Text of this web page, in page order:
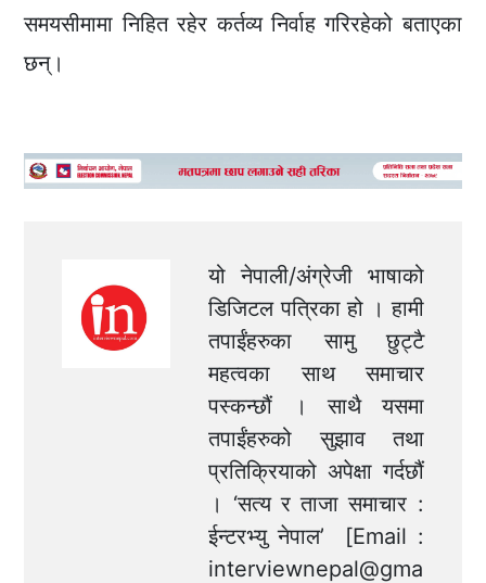
समयसीमामा निहित रहेर कर्तव्य निर्वाह गरिरहेको बताएका
छन्।
यो नेपाली/अंग्रेजी भाषाको
डिजिटल पत्रिका हो । हामी
तपाईंहरुका सामु छुट्टै
महत्वका साथ समाचार
पस्कन्छौं । साथै यसमा
तपाईंहरुको सुझाव तथा
प्रतिक्रियाको अपेक्षा गर्दछौं
। ‘सत्य र ताजा समाचार :
ईन्टरभ्यु नेपाल’ [Email :
interviewnepal@gma